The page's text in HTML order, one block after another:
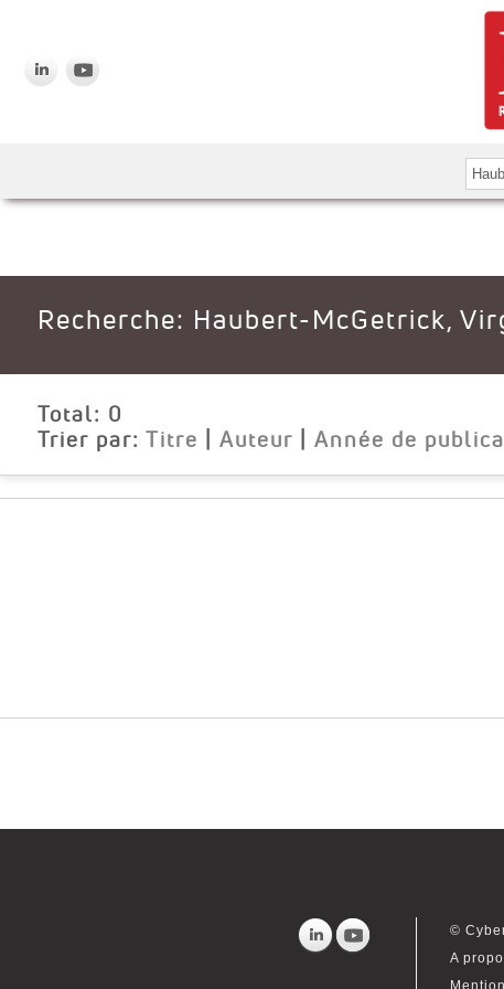
Recherche: Haubert-McGetrick,
Total: 0
Trier par: Titre Auteur Année de
©
A